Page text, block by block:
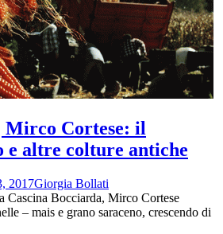
Cortese: il
e altre colture antiche
2017Giorgia Bollati
Cascina Bocciarda, Mirco Cortese
– mais e grano saraceno, crescendo di